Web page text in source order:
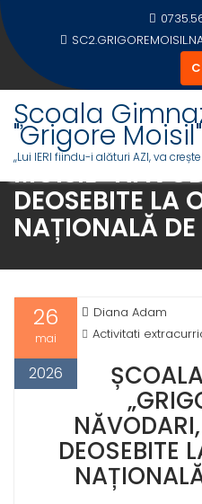
Skip
to
content
Școala
"Grigore
,,Lui IERI fiindu-i alături AZI, va
ȘCOALA
MOISIL”
DEOSEBITE LA
NAȚIONALĂ DE
26
mai
2026
Diana Adam
Activitati
DEOSEBITE